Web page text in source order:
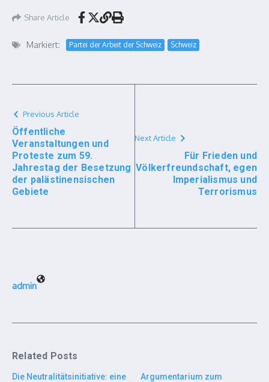
Share Article
Markiert: Partei der Arbeit der Schweiz Schweiz
Previous Article
Öffentliche
Veranstaltungen und
Proteste zum 59.
Jahrestag der Besetzung
der palästinensischen
Gebiete
Next Article
Für Frieden und
Völkerfreundschaft, egen
Imperialismus und
Terrorismus
admin
Related Posts
Die Neutralitätsinitiative: eine
Argumentarium zum